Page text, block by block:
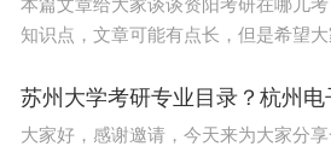
本篇文章给大家谈谈资阳考研在哪儿
知识点，文章可能有点长，但是希望
问题，不要忘了收藏本站喔。本文目
大家好，感谢邀请，今天来为大家分